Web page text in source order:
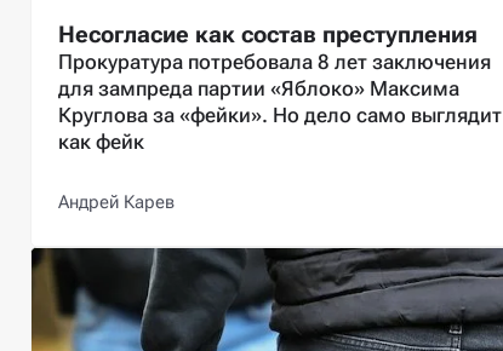
Несогласие как состав преступления
Прокуратура потребовала 8 лет заключения
для зампреда партии «Яблоко» Максима
Круглова за «фейки». Но дело само выглядит
как фейк
Андрей Карев